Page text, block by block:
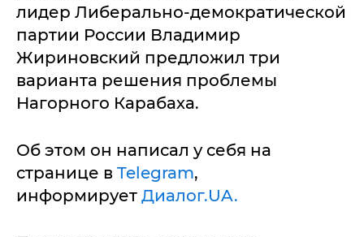
лидер Либерально-демократической
партии России Владимир
Жириновский предложил три
варианта решения проблемы
Нагорного Карабаха.
Об этом он написал у себя на
странице в Telegram,
информирует Диалог.UA.